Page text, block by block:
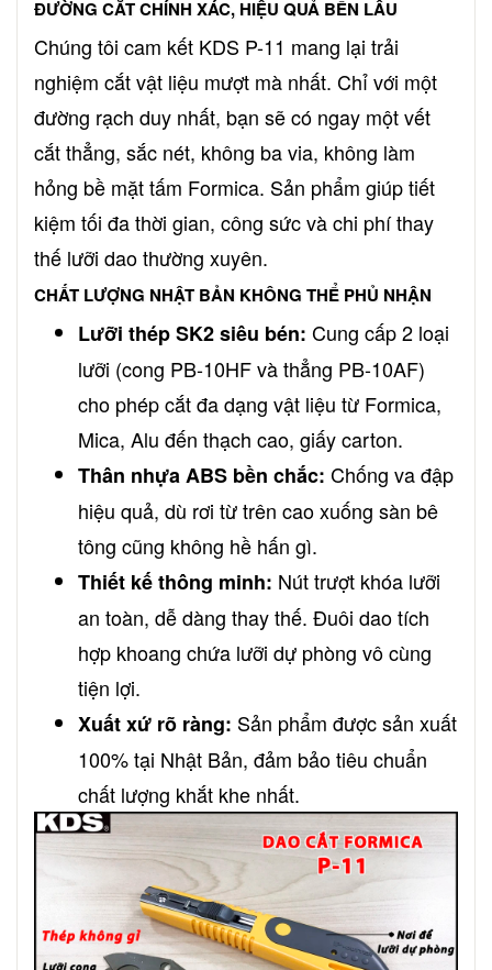
ĐƯỜNG CẮT CHÍNH XÁC, HIỆU QUẢ BỀN LÂU
Chúng tôi cam kết KDS P-11 mang lại trải
nghiệm cắt vật liệu mượt mà nhất. Chỉ với một
đường rạch duy nhất, bạn sẽ có ngay một vết
cắt thẳng, sắc nét, không ba via, không làm
hỏng bề mặt tấm Formica. Sản phẩm giúp tiết
kiệm tối đa thời gian, công sức và chi phí thay
thế lưỡi dao thường xuyên.
CHẤT LƯỢNG NHẬT BẢN KHÔNG THỂ PHỦ NHẬN
Lưỡi thép SK2 siêu bén: Cung cấp 2 loại
lưỡi (cong PB-10HF và thẳng PB-10AF)
cho phép cắt đa dạng vật liệu từ Formica,
Mica, Alu đến thạch cao, giấy carton.
Thân nhựa ABS bền chắc: Chống va đập
hiệu quả, dù rơi từ trên cao xuống sàn bê
tông cũng không hề hấn gì.
Thiết kế thông minh: Nút trượt khóa lưỡi
an toàn, dễ dàng thay thế. Đuôi dao tích
hợp khoang chứa lưỡi dự phòng vô cùng
tiện lợi.
Xuất xứ rõ ràng: Sản phẩm được sản xuất
100% tại Nhật Bản, đảm bảo tiêu chuẩn
chất lượng khắt khe nhất.